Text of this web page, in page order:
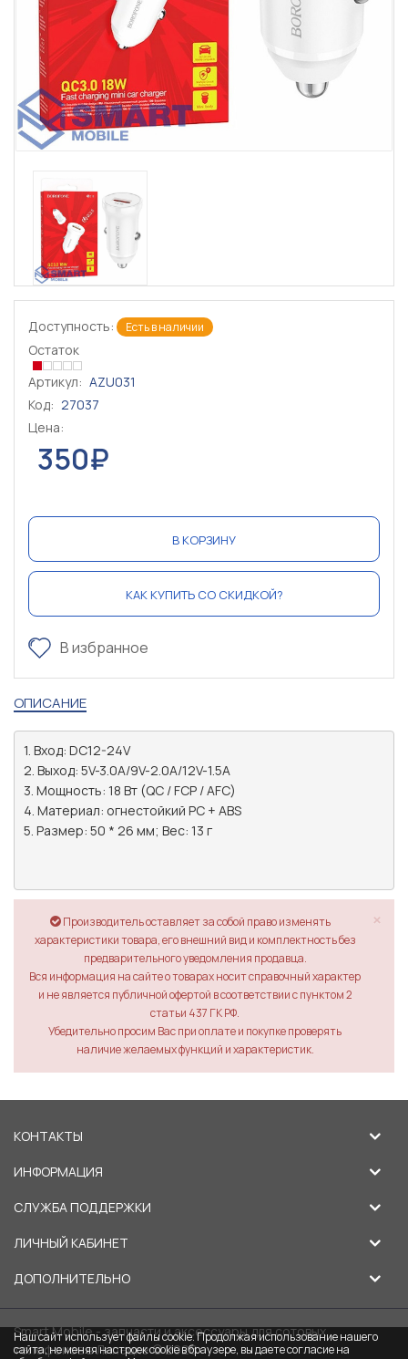
Доступность: Есть в наличии
Остаток
Артикул: AZU031
Код: 27037
Цена:
350₽
В КОРЗИНУ
КАК КУПИТЬ СО СКИДКОЙ?
В избранное
ОПИСАНИЕ
1. Вход: DC12-24V
2. Выход: 5V-3.0A/9V-2.0A/12V-1.5A
3. Мощность: 18 Вт (QC / FCP / AFC)
4. Материал: огнестойкий PC + ABS
5. Размер: 50 * 26 мм; Вес: 13 г
×
Производитель оставляет за собой право изменять
характеристики товара, его внешний вид и комплектность без
предварительного уведомления продавца.
Вся информация на сайте о товарах носит справочный характер
и не является публичной офертой в соответствии с пунктом 2
статьи 437 ГК РФ.
Убедительно просим Вас при оплате и покупке проверять
наличие желаемых функций и характеристик.
КОНТАКТЫ
ИНФОРМАЦИЯ
СЛУЖБА ПОДДЕРЖКИ
ЛИЧНЫЙ КАБИНЕТ
ДОПОЛНИТЕЛЬНО
Smart Mobile - запчасти и аксессуары для сотовых
телефонов в Липецке © 2026
Наш сайт использует файлы cookie. Продолжая использование нашего
сайта, не меняя настроек cookie в браузере, вы даете согласие на